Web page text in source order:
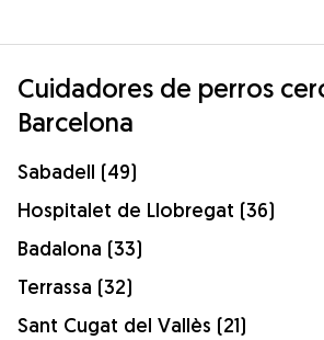
Cuidadores de perros
Barcelona
Sabadell (49)
Hospitalet de Llobregat (36)
Badalona (33)
Terrassa (32)
Sant Cugat del Vallès (21)